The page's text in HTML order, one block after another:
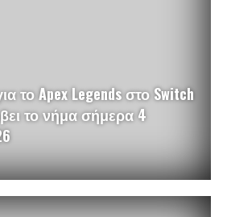
το Apex Legends στο Switch
το νήμα σήμερα 4